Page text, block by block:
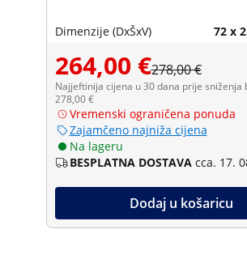
Dimenzije (DxŠxV) 72 x
264,00 €278,00 €
Najjeftinija cijena u 30 dana prije sniženja
278,00 €
Vremenski ograničena ponuda
Zajamčeno najniža cijena
Na lageru
BESPLATNA DOSTAVA cca. 17.
Dodaj u košaricu